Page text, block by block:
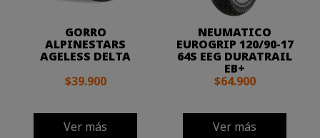
GORRO
ALPINESTARS
AGELESS DELTA
$39.900
Ver más
NEUMATICO
EUROGRIP 120/90-17
64S EEG DURATRAIL
EB+
$64.900
Ver más